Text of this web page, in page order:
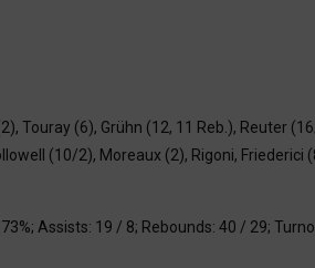
Touray (6), Grühn (12, 11 Reb.), Reuter
(10/2), Moreaux (2), Rigoni, Friederici
Assists: 19 / 8; Rebounds: 40 / 29;